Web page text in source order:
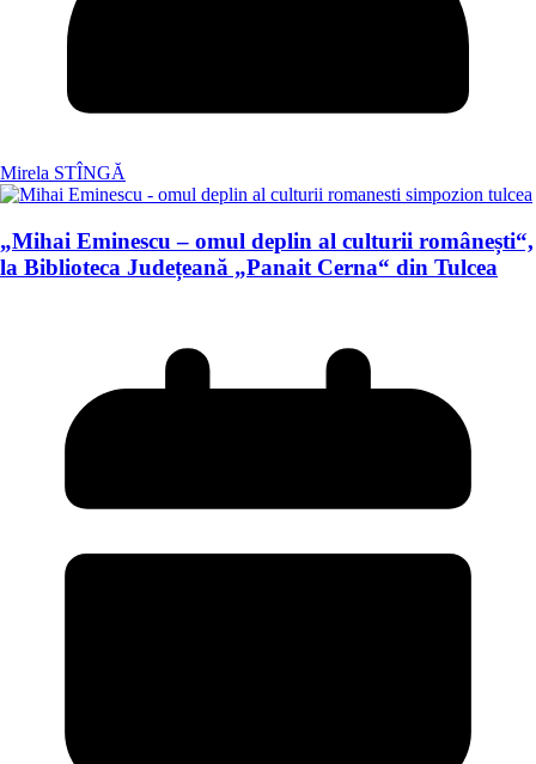
Mirela STÎNGĂ
„Mihai Eminescu – omul deplin al culturii românești“,
la Biblioteca Județeană „Panait Cerna“ din Tulcea